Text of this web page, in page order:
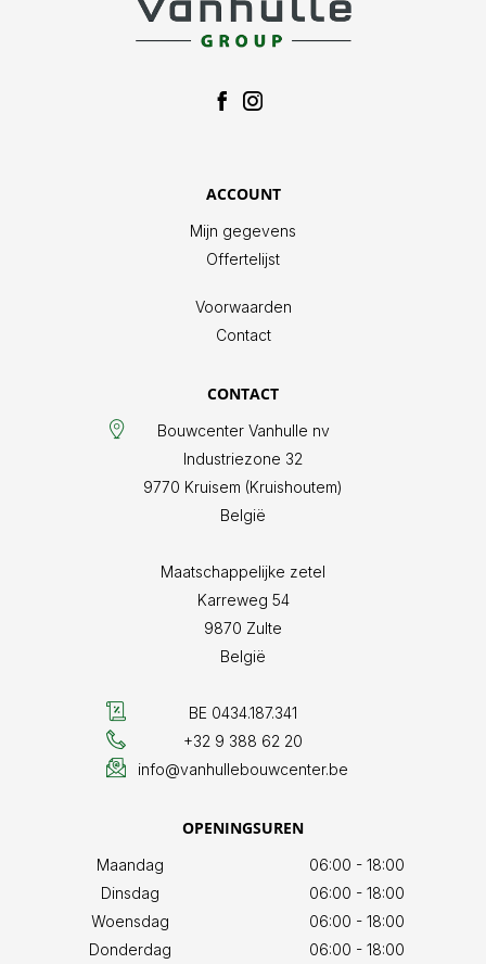
ACCOUNT
Mijn gegevens
Offertelijst
Voorwaarden
Contact
CONTACT
Bouwcenter Vanhulle nv
Industriezone 32
9770 Kruisem (Kruishoutem)
België
Maatschappelijke zetel
Karreweg 54
9870 Zulte
België
BE 0434.187.341
+32 9 388 62 20
info@vanhullebouwcenter.be
OPENINGSUREN
Maandag
06:00 - 18:00
Dinsdag
06:00 - 18:00
Woensdag
06:00 - 18:00
Donderdag
06:00 - 18:00